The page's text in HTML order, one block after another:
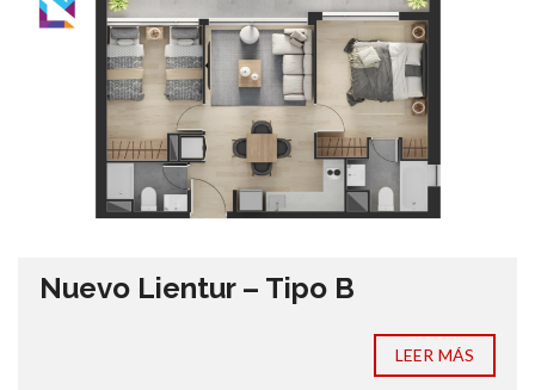
Nuevo Lientur – Tipo B
LEER MÁS